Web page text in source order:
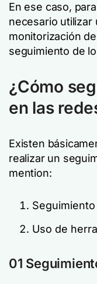
En ese caso,
necesario utilizar
monitorización
seguimiento de
¿Cómo
en las
Existen
realizar un
mention:
Uso de
01